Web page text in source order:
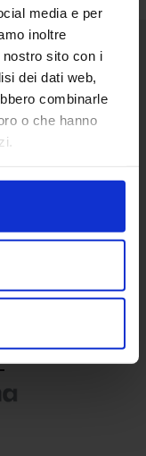
media e per
inoltre
sito con i
dei dati web,
combinarle
o che hanno